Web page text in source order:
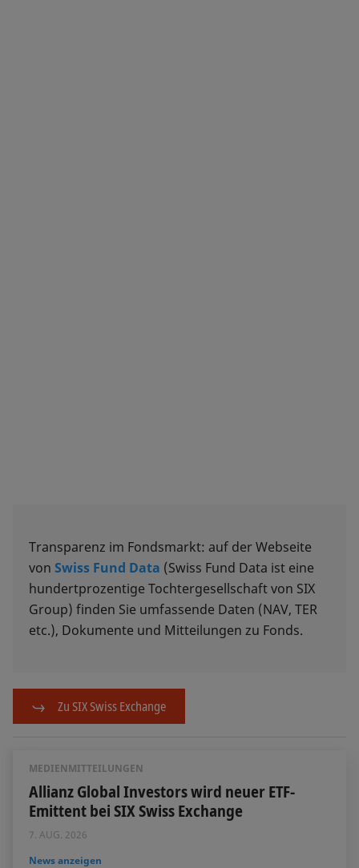
Transparenz im Fondsmarkt: auf der Webseite
von Swiss Fund Data (Swiss Fund Data ist eine
hundertprozentige Tochtergesellschaft von SIX
Group) finden Sie umfassende Daten (NAV, TER
etc.), Dokumente und Mitteilungen zu Fonds.
Zu SIX Swiss Exchange
MEDIENMITTEILUNGEN
Allianz Global Investors wird neuer ETF-
Emittent bei SIX Swiss Exchange
7. AUG. 2026
News anzeigen